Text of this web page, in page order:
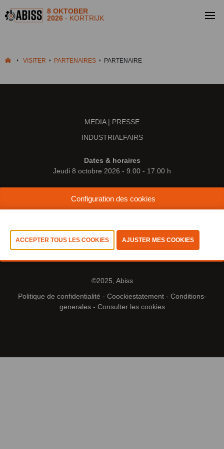
8 OKTOBER
2026- KORTRIJK
VISITER PARTENAIRES PARTENAIRE
MEDIA | PRESSE
INDUSTRIALFAIRS
Dates & horaires
Jeudi 8 octobre 2026 - 9.00 - 17.00 h
Kortrijk Xpo
©2025, Abiss
Politique de confidentialité - Coockiestatement- Conditions-
generales- Consulter les cookies
Configuration des cookies